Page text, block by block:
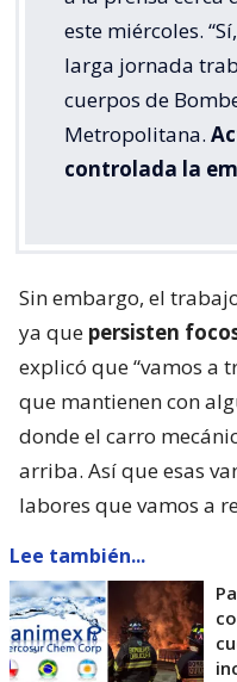
este miércoles.
larga jornada
cuerpos de
Metropolitana.
controlada la
Sin embargo, el
ya que persisten
explicó que “vamos a
que mantienen con
donde el carro
arriba. Así que esas
labores que vamos a
Lee también...